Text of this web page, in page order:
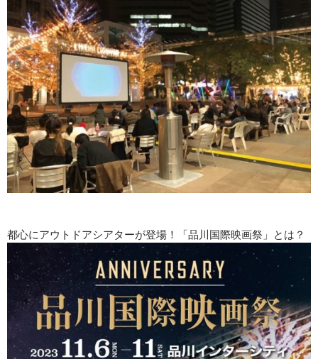
都心にアウトドアシアターが登場！「品川国際映画祭」とは？